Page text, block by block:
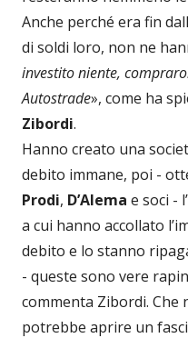
Anche perché era fin
di soldi loro, non ne
investito niente,
Autostrade», come ha
Zibordi.
Hanno creato una
debito immane, poi -
Prodi, D’Alema e soci -
a cui hanno accollato
debito e lo stanno
- queste sono vere
commenta Zibordi. Che
potrebbe aprire un